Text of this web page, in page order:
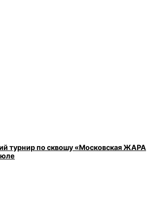
турнир по сквошу «Московская ЖАРА